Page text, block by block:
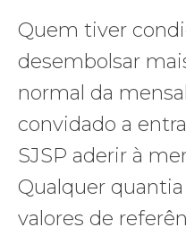
Quem tiver
desembolsar
normal da
convidado a
SJSP aderir à
Qualquer
valores de